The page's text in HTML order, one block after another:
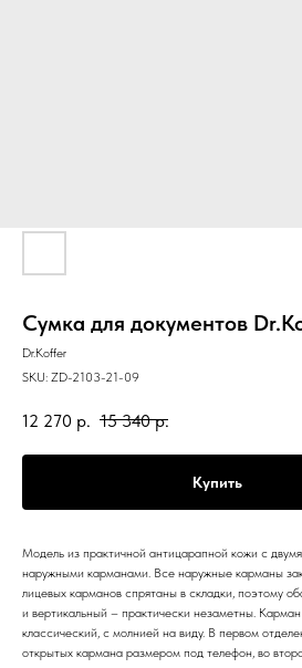
Сумка для документов
Dr.Koffer
SKU: ZD-2103-21-09
12 270 р. 15 340 р.
Купить
Модель из практичной антицарапной кожи с
наружными карманами. Все наружные карманы
лицевых карманов спрятаны в складки, поэтому
и вертикальный – практически незаметны.
классический, с молнией на виду. В первом
открытых кармана размером под телефон, во